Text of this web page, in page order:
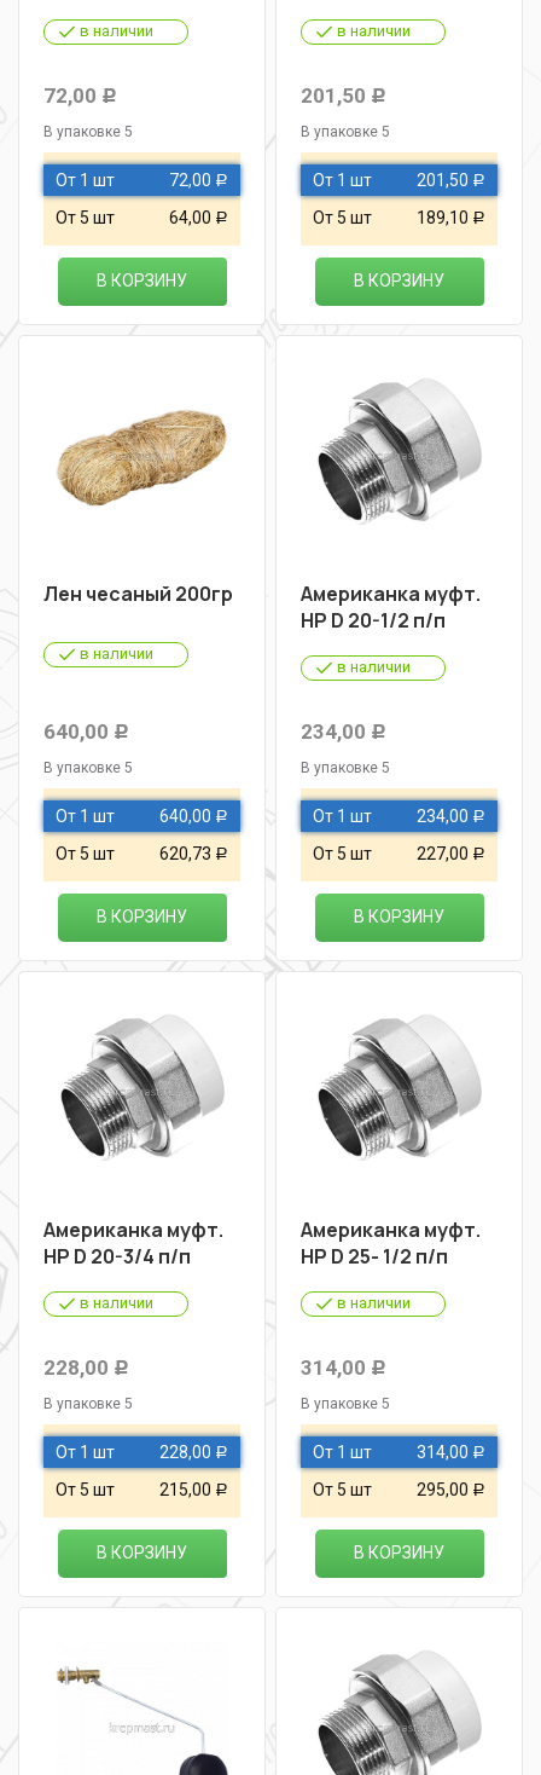
в наличии
72,00 Р
В упаковке 5
От 1 шт 72,00 Р
От 5 шт 64,00 Р
В КОРЗИНУ
в наличии
201,50 Р
В упаковке 5
От 1 шт 201,50 Р
От 5 шт 189,10 Р
В КОРЗИНУ
Лен чесаный 200гр
в наличии
640,00 Р
В упаковке 5
От 1 шт 640,00 Р
От 5 шт 620,73 Р
В КОРЗИНУ
Американка муфт.
НР D 20-1/2 п/п
в наличии
234,00 Р
В упаковке 5
От 1 шт 234,00 Р
От 5 шт 227,00 Р
В КОРЗИНУ
Американка муфт.
НР D 20-3/4 п/п
в наличии
228,00 Р
В упаковке 5
От 1 шт 228,00 Р
От 5 шт 215,00 Р
В КОРЗИНУ
Американка муфт.
НР D 25- 1/2 п/п
в наличии
314,00 Р
В упаковке 5
От 1 шт 314,00 Р
От 5 шт 295,00 Р
В КОРЗИНУ